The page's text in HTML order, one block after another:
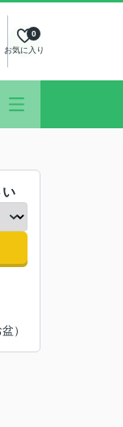
お気に入り
0
い
）